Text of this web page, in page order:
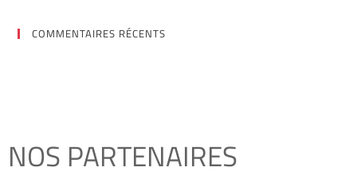
COMMENTAIRES RÉCENTS
NOS PARTENAIRES